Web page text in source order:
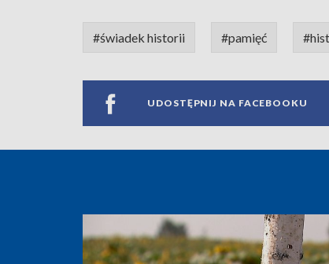
#świadek historii #pamięć
UDOSTĘPNIJ NA FACEBOOKU